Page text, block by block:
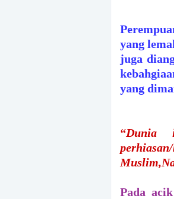
yang
juga
yang
“Dunia
Pada